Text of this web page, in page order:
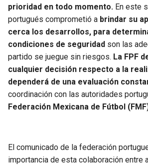
prioridad en todo momento. En este
portugués comprometió a brindar su
cerca los desarrollos, para
condiciones de seguridad son las
partido se juegue sin riesgos. La FPF
cualquier decisión respecto a la
dependerá de una evaluación
coordinación con las autoridades
Federación Mexicana de Fútbol
El comunicado de la federación
importancia de esta colaboración entre